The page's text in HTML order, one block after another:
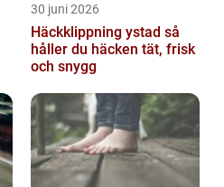
30 juni 2026
Häckklippning ystad så
håller du häcken tät, frisk
och snygg